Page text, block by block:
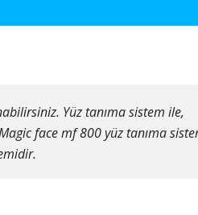
Yüz tanıma sistem ile,
face mf 800 yüz tanıma